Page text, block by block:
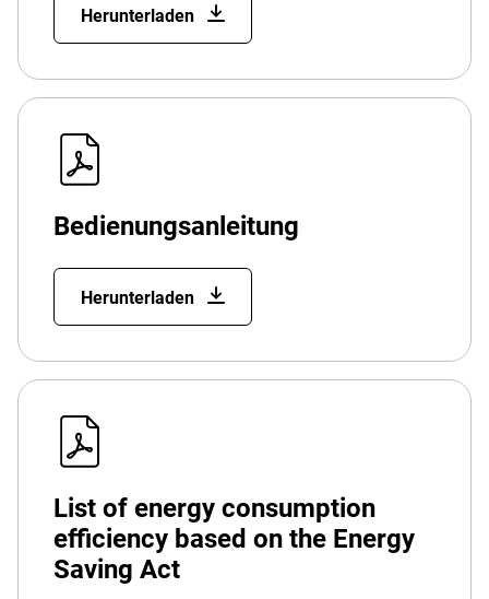
Herunterladen
Bedienungsanleitung
Herunterladen
List of energy consumption
efficiency based on the Energy
Saving Act